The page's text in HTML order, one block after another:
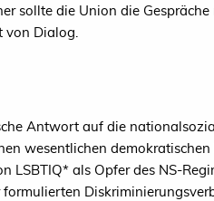
sollte die Union die
Dialog.
Antwort auf die
wesentlichen
LSBTIQ* als Opfer des NS-
formulierten